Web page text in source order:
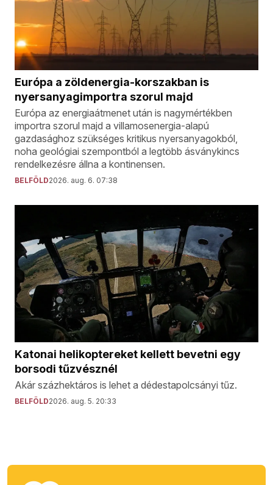
Európa a zöldenergia-korszakban is
nyersanyagimportra szorul majd
Európa az energiaátmenet után is nagymértékben
importra szorul majd a villamosenergia-alapú
gazdasághoz szükséges kritikus nyersanyagokból,
noha geológiai szempontból a legtöbb ásványkincs
rendelkezésre állna a kontinensen.
BELFÖLD2026. aug. 6. 07:38
Katonai helikoptereket kellett bevetni egy
borsodi tűzvésznél
Akár százhektáros is lehet a dédestapolcsányi tűz.
BELFÖLD2026. aug. 5. 20:33